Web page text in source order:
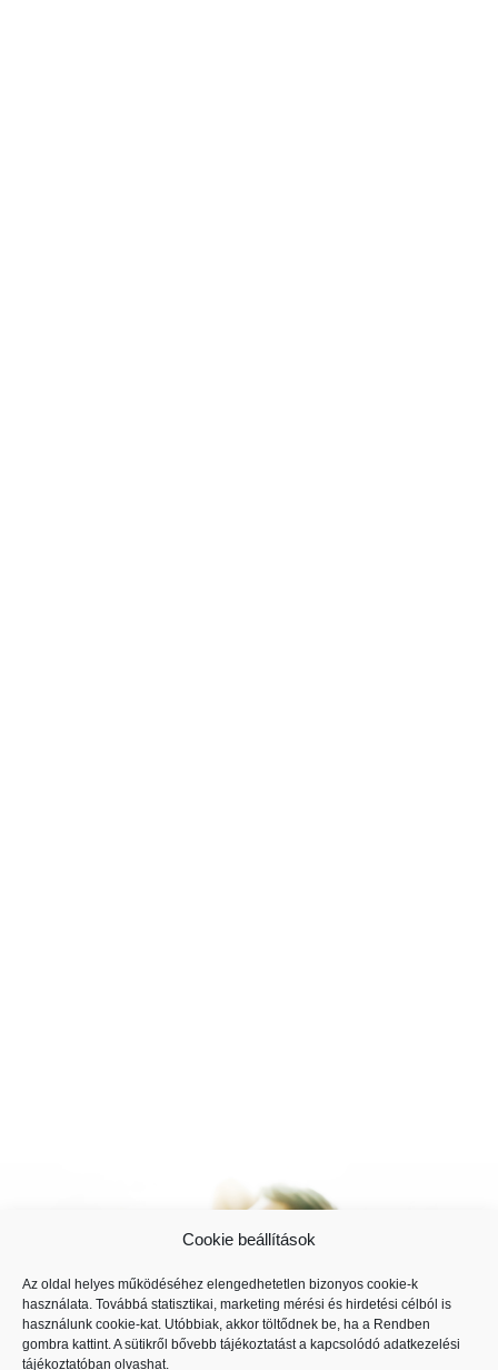
Cookie beállítások
Az oldal helyes működéséhez elengedhetetlen bizonyos cookie-k
használata. Továbbá statisztikai, marketing mérési és hirdetési célból is
használunk cookie-kat. Utóbbiak, akkor töltődnek be, ha a Rendben
gombra kattint. A sütikről bővebb tájékoztatást a kapcsolódó adatkezelési
tájékoztatóban olvashat.